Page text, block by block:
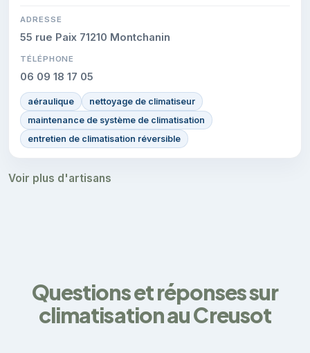
ADRESSE
55 rue Paix 71210 Montchanin
TÉLÉPHONE
06 09 18 17 05
aéraulique
nettoyage de climatiseur
maintenance de système de climatisation
entretien de climatisation réversible
Voir plus d'artisans
Questions et réponses sur
climatisation au Creusot